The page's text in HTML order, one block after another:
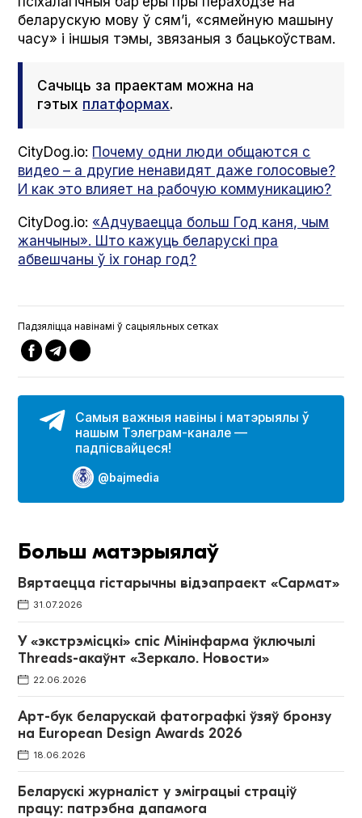
беларускую мову ў сям’і, «сямейную машыну
часу» і іншыя тэмы, звязаныя з бацькоўствам.
Сачыць за праектам можна на
гэтых платформах.
CityDog.io: Почему одни люди общаются с
видео – а другие ненавидят даже голосовые?
И как это влияет на рабочую коммуникацию?
CityDog.io: «Адчуваецца больш Год каня, чым
жанчыны». Што кажуць беларускі пра
абвешчаны ў іх гонар год?
Падзяліцца навінамі ў сацыяльных сетках
Самыя важныя навіны і матэрыялы ў
нашым Тэлеграм-канале —
падпісвайцеся!
@bajmedia
Больш матэрыялаў
Вяртаецца гістарычны відэапраект «Сармат»
31.07.2026
У «экстрэмісцкі» спіс Мінінфарма ўключылі
Threads-акаўнт «Зеркало. Новости»
22.06.2026
Арт-бук беларускай фатографкі ўзяў бронзу
на European Design Awards 2026
18.06.2026
Беларускі журналіст у эміграцыі страціў
працу: патрэбна дапамога